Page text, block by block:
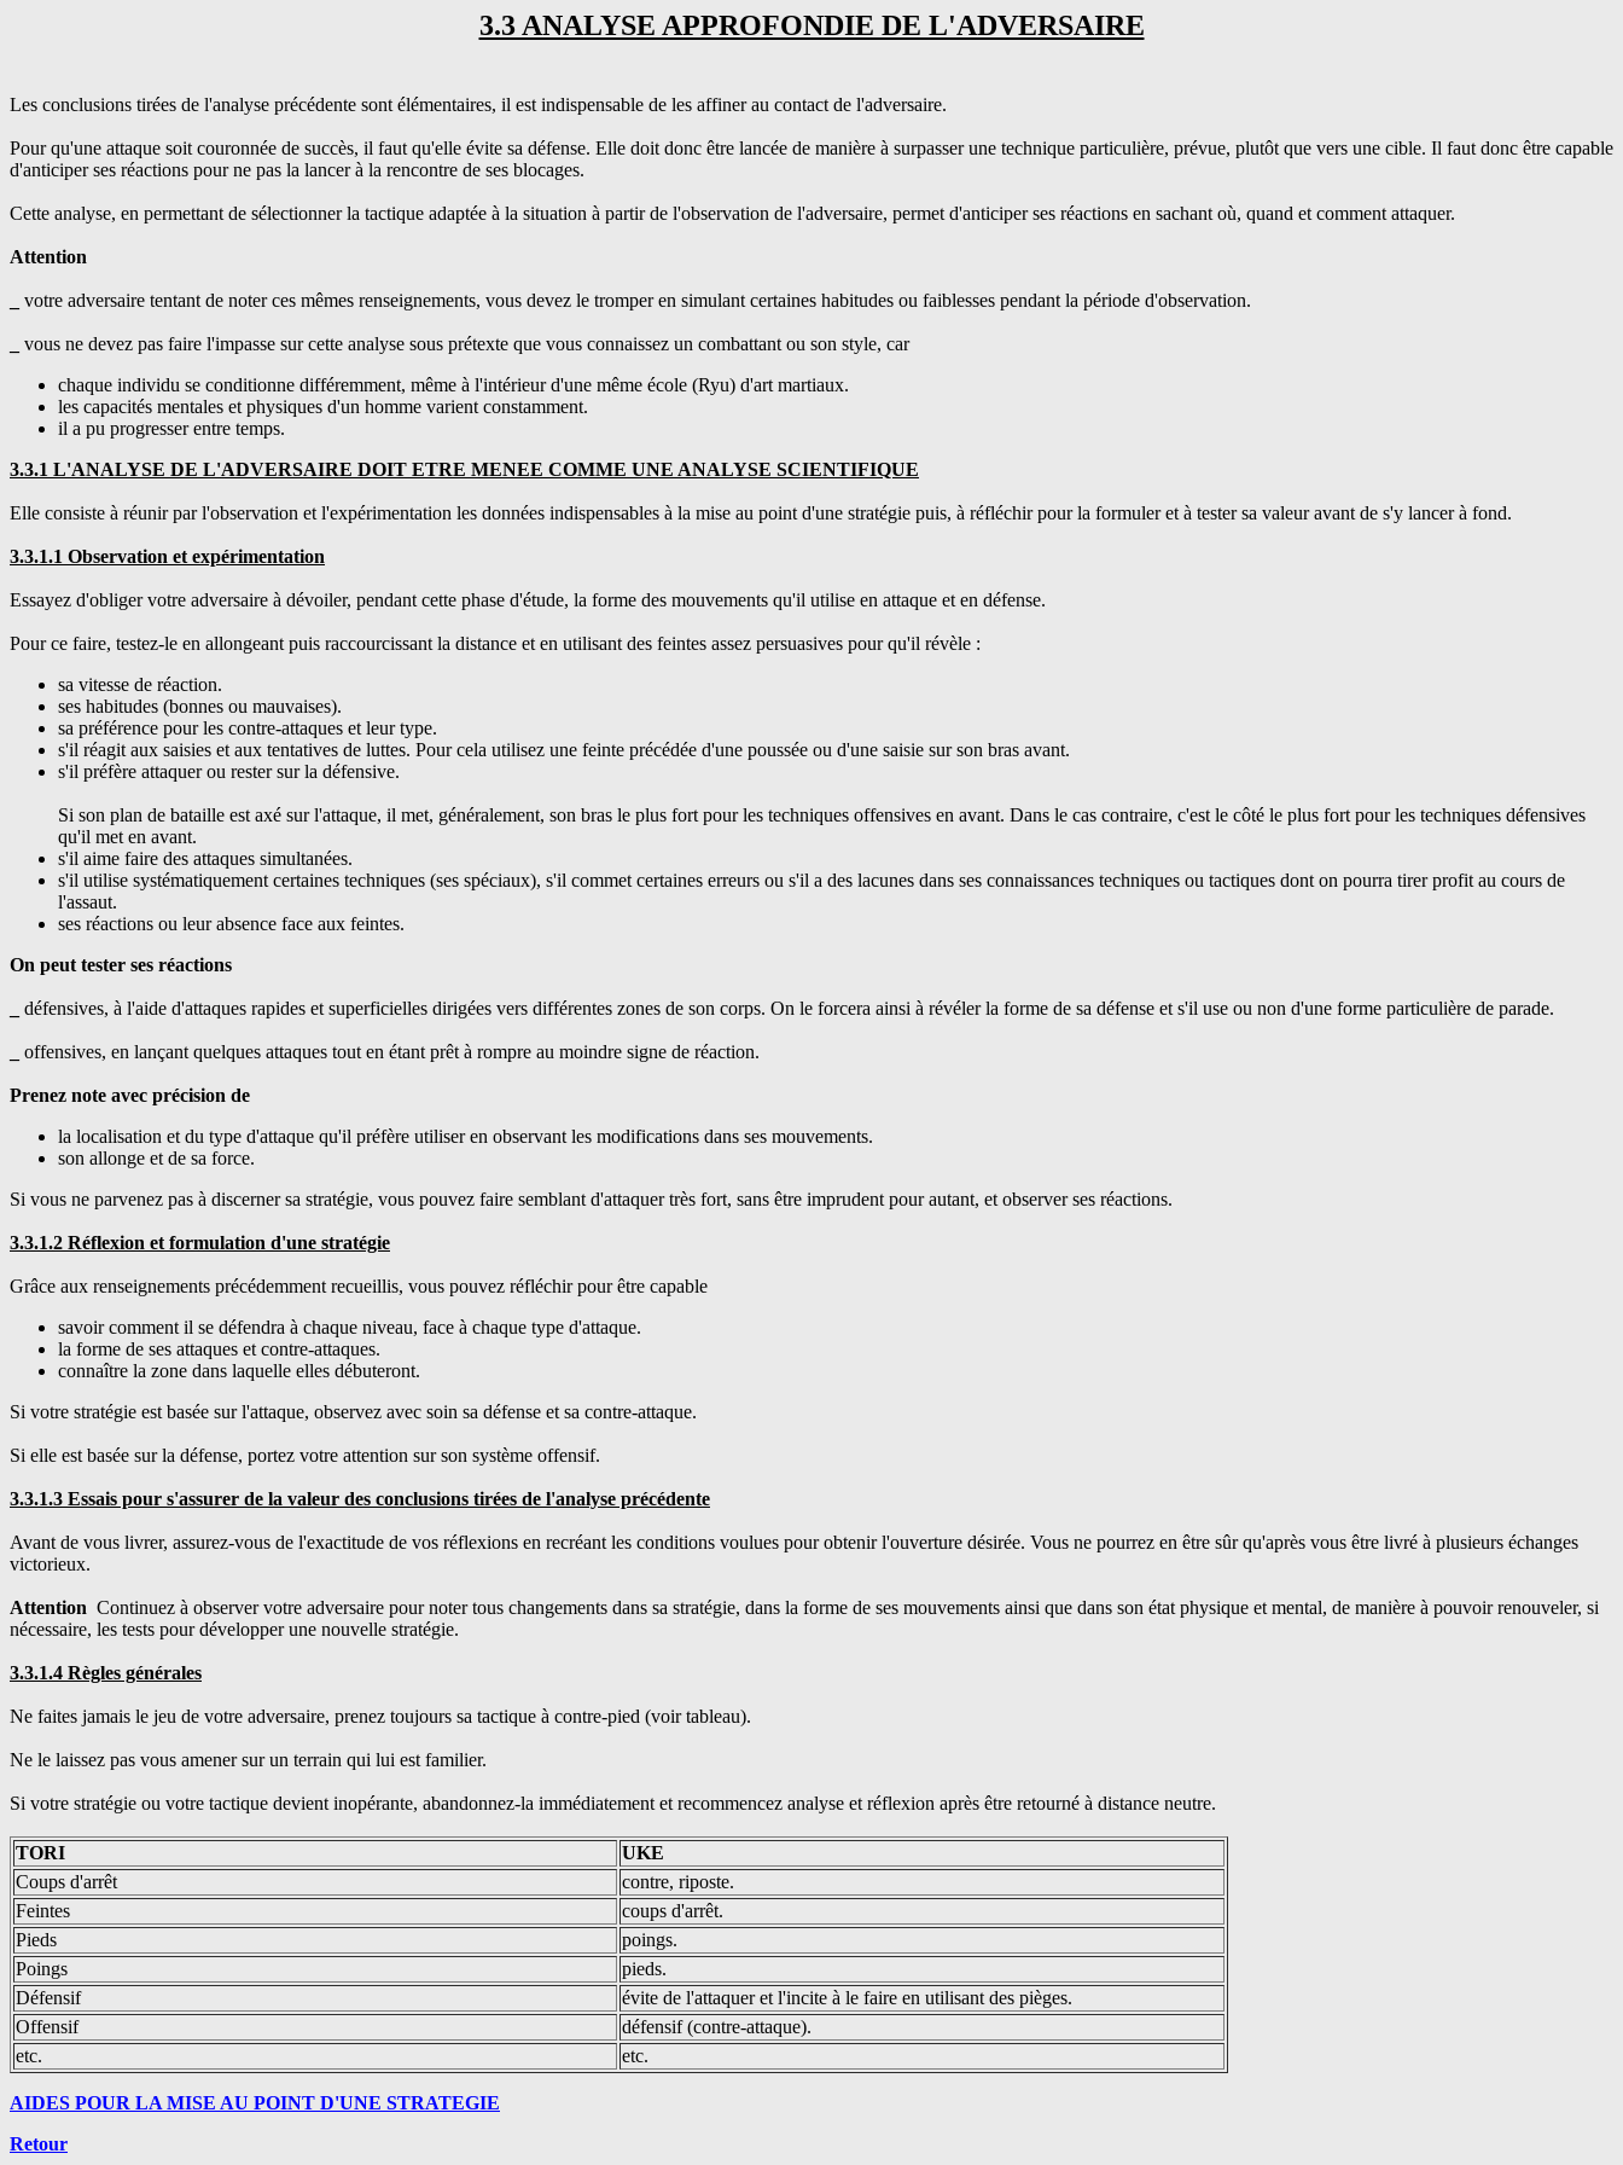
3.3 ANALYSE APPROFONDIE DE L'ADVERSAIRE
Les conclusions tirées de l'analyse précédente sont élémentaires, il est indispensable de les affiner au contact de l'adversaire.
Pour qu'une attaque soit couronnée de succès, il faut qu'elle évite sa défense. Elle doit donc être lancée de manière à surpasser une technique particulière, prévue, plutôt que vers une cible. Il faut donc être capable
d'anticiper ses réactions pour ne pas la lancer à la rencontre de ses blocages.
Cette analyse, en permettant de sélectionner la tactique adaptée à la situation à partir de l'observation de l'adversaire, permet d'anticiper ses réactions en sachant où, quand et comment attaquer.
Attention
votre adversaire tentant de noter ces mêmes renseignements, vous devez le tromper en simulant certaines habitudes ou faiblesses pendant la période d'observation.
vous ne devez pas faire l'impasse sur cette analyse sous prétexte que vous connaissez un combattant ou son style, car
chaque individu se conditionne différemment, même à l'intérieur d'une même école (Ryu) d'art martiaux.
les capacités mentales et physiques d'un homme varient constamment.
il a pu progresser entre temps.
3.3.1 L'ANALYSE DE L'ADVERSAIRE DOIT ETRE MENEE COMME UNE ANALYSE SCIENTIFIQUE
Elle consiste à réunir par l'observation et l'expérimentation les données indispensables à la mise au point d'une stratégie puis, à réfléchir pour la formuler et à tester sa valeur avant de s'y lancer à fond.
3.3.1.1 Observation et expérimentation
Essayez d'obliger votre adversaire à dévoiler, pendant cette phase d'étude, la forme des mouvements qu'il utilise en attaque et en défense.
Pour ce faire, testez-le en allongeant puis raccourcissant la distance et en utilisant des feintes assez persuasives pour qu'il révèle :
sa vitesse de réaction.
ses habitudes (bonnes ou mauvaises).
sa préférence pour les contre-attaques et leur type.
s'il réagit aux saisies et aux tentatives de luttes. Pour cela utilisez une feinte précédée d'une poussée ou d'une saisie sur son bras avant.
s'il préfère attaquer ou rester sur la défensive.
Si son plan de bataille est axé sur l'attaque, il met, généralement, son bras le plus fort pour les techniques offensives en avant. Dans le cas contraire, c'est le côté le plus fort pour les techniques défensives
qu'il met en avant.
s'il aime faire des attaques simultanées.
s'il utilise systématiquement certaines techniques (ses spéciaux), s'il commet certaines erreurs ou s'il a des lacunes dans ses connaissances techniques ou tactiques dont on pourra tirer profit au cours de
l'assaut.
ses réactions ou leur absence face aux feintes.
On peut tester ses réactions
défensives, à l'aide d'attaques rapides et superficielles dirigées vers différentes zones de son corps. On le forcera ainsi à révéler la forme de sa défense et s'il use ou non d'une forme particulière de parade.
offensives, en lançant quelques attaques tout en étant prêt à rompre au moindre signe de réaction.
Prenez note avec précision de
la localisation et du type d'attaque qu'il préfère utiliser en observant les modifications dans ses mouvements.
son allonge et de sa force.
Si vous ne parvenez pas à discerner sa stratégie, vous pouvez faire semblant d'attaquer très fort, sans être imprudent pour autant, et observer ses réactions.
3.3.1.2 Réflexion et formulation d'une stratégie
Grâce aux renseignements précédemment recueillis, vous pouvez réfléchir pour être capable
savoir comment il se défendra à chaque niveau, face à chaque type d'attaque.
la forme de ses attaques et contre-attaques.
connaître la zone dans laquelle elles débuteront.
Si votre stratégie est basée sur l'attaque, observez avec soin sa défense et sa contre-attaque.
Si elle est basée sur la défense, portez votre attention sur son système offensif.
3.3.1.3 Essais pour s'assurer de la valeur des conclusions tirées de l'analyse précédente
Avant de vous livrer, assurez-vous de l'exactitude de vos réflexions en recréant les conditions voulues pour obtenir l'ouverture désirée. Vous ne pourrez en être sûr qu'après vous être livré à plusieurs échanges
victorieux.
Attention Continuez à observer votre adversaire pour noter tous changements dans sa stratégie, dans la forme de ses mouvements ainsi que dans son état physique et mental, de manière à pouvoir renouveler, si
nécessaire, les tests pour développer une nouvelle stratégie.
3.3.1.4 Règles générales
Ne faites jamais le jeu de votre adversaire, prenez toujours sa tactique à contre-pied (voir tableau).
Ne le laissez pas vous amener sur un terrain qui lui est familier.
Si votre stratégie ou votre tactique devient inopérante, abandonnez-la immédiatement et recommencez analyse et réflexion après être retourné à distance neutre.
TORI
UKE
Coups d'arrêt
contre, riposte.
Feintes
coups d'arrêt.
Pieds
poings.
Poings
pieds.
Défensif
évite de l'attaquer et l'incite à le faire en utilisant des pièges.
Offensif
défensif (contre-attaque).
etc.
etc.
AIDES POUR LA MISE AU POINT D'UNE STRATEGIE
Retour